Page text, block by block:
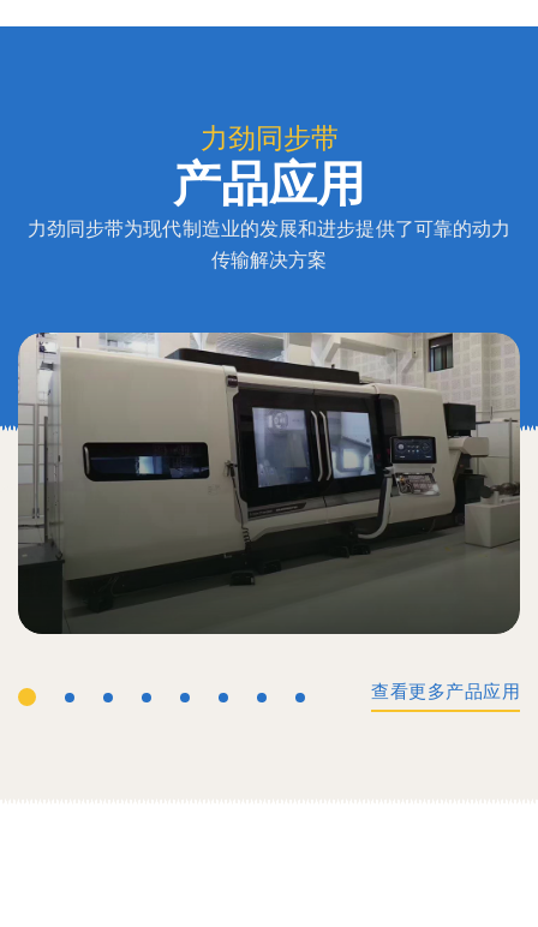
力劲同步带
产品应用
力劲同步带为现代制造业的发展和进步提供了可靠的动力
传输解决方案
查看更多产品应用